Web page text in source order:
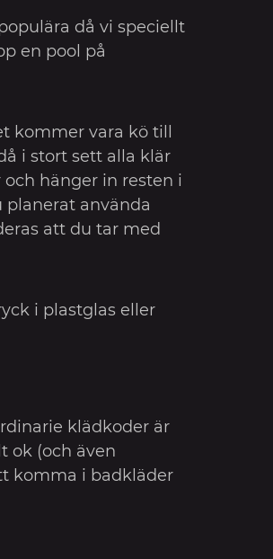
då vi speciellt
en pool på
kommer vara kö till
i stort sett alla klär
hänger in resten i
planerat använda
att du tar med
i plastglas eller
klädkoder är
ok (och även
komma i badkläder